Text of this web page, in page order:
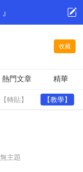
收藏
熱門文章 精華
【轉貼】 【教學】
主題